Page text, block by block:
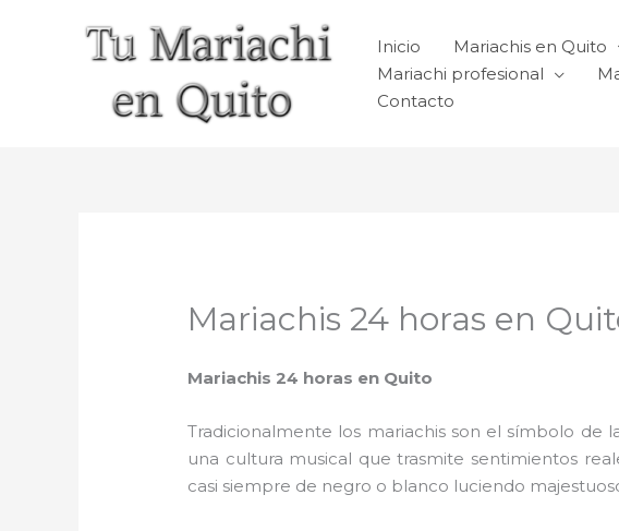
Inicio Mariachis en Quito
Mariachi profesional
Contacto
Mariachis 24 horas en
Mariachis 24 horas en Quito
Tradicionalmente los mariachis son el símbolo de
una cultura musical que trasmite sentimientos
casi siempre de negro o blanco luciendo